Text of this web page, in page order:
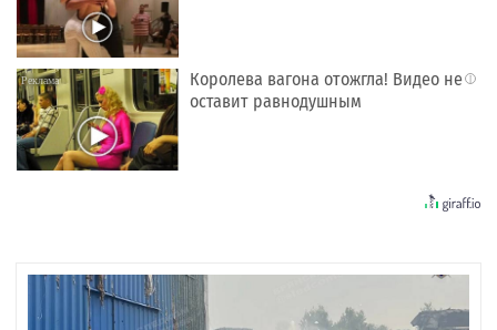
i
Королева вагона отожгла! Видео не
оставит равнодушным